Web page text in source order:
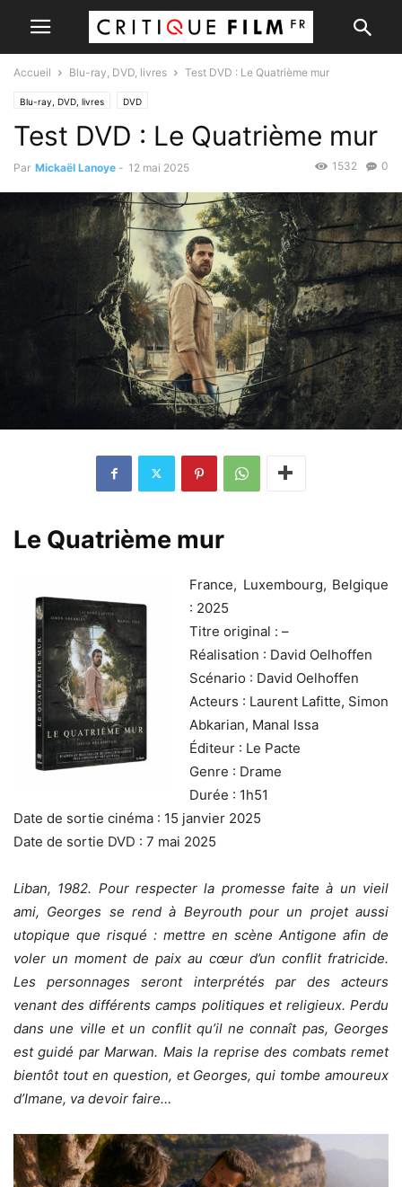
Accueil Blu-ray, DVD, livres Test DVD : Le Quatrième mur
Blu-ray, DVD, livres DVD
Test DVD : Le Quatrième mur
Par Mickaël Lanoye - 12 mai 2025 0
1532
Le Quatrième mur
France, Luxembourg, Belgique
: 2025
Titre original : –
Réalisation : David Oelhoffen
Scénario : David Oelhoffen
Acteurs : Laurent Lafitte, Simon
Abkarian, Manal Issa
Éditeur : Le Pacte
Genre : Drame
Durée : 1h51
Date de sortie cinéma : 15 janvier 2025
Date de sortie DVD : 7 mai 2025
Liban, 1982. Pour respecter la promesse faite à un vieil
ami, Georges se rend à Beyrouth pour un projet aussi
utopique que risqué : mettre en scène Antigone afin de
voler un moment de paix au cœur d’un conflit fratricide.
Les personnages seront interprétés par des acteurs
venant des différents camps politiques et religieux. Perdu
dans une ville et un conflit qu’il ne connaît pas, Georges
est guidé par Marwan. Mais la reprise des combats remet
bientôt tout en question, et Georges, qui tombe amoureux
d’Imane, va devoir faire…